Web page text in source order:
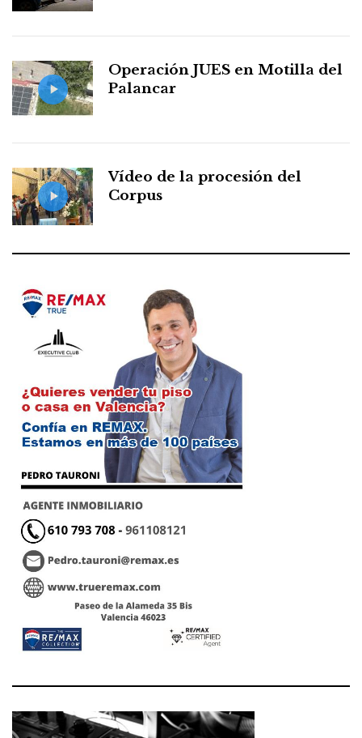
Operación JUES en Motilla del
Palancar
Vídeo de la procesión del
Corpus